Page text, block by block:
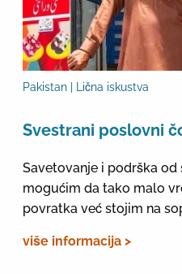
Pakistan | Lična iskustva
Svestrani poslovni
Savetovanje i podrška od
mogućim da tako malo
povratka već stojim na
više informacija >